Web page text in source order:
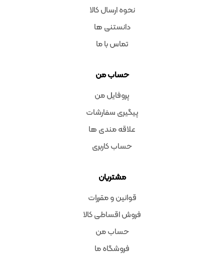
نحوه ارسال کالا
دانستنی ها
تماس با ما
حساب من
پروفایل من
پیگیری سفارشات
علاقه مندی ها
حساب کاربری
مشتریان
قوانین و مقررات
فروش اقساطی کالا
حساب من
فروشگاه ما